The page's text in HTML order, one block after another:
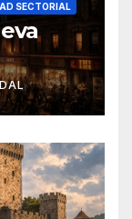
SECTORIAL